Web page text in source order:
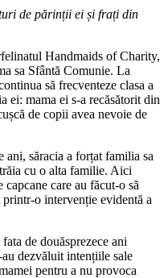
de părinții ei și frați din
Handmaids of Charity,
sa Sfântă Comunie. La
să frecventeze clasa a
ei: mama ei s-a recăsătorit din
de copii avea nevoie de
ani, săracia a forțat familia sa
cu o alta familie. Aici
care au făcut-o să
printr-o intervenție evidentă a
de douăsprezece ani
dezvăluit intențiile sale
pentru a nu provoca